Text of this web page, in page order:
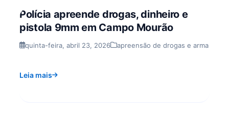
Polícia apreende drogas, dinheiro e
pistola 9mm em Campo Mourão
quinta-feira, abril 23, 2026 apreensão de drogas e arma
Leia mais